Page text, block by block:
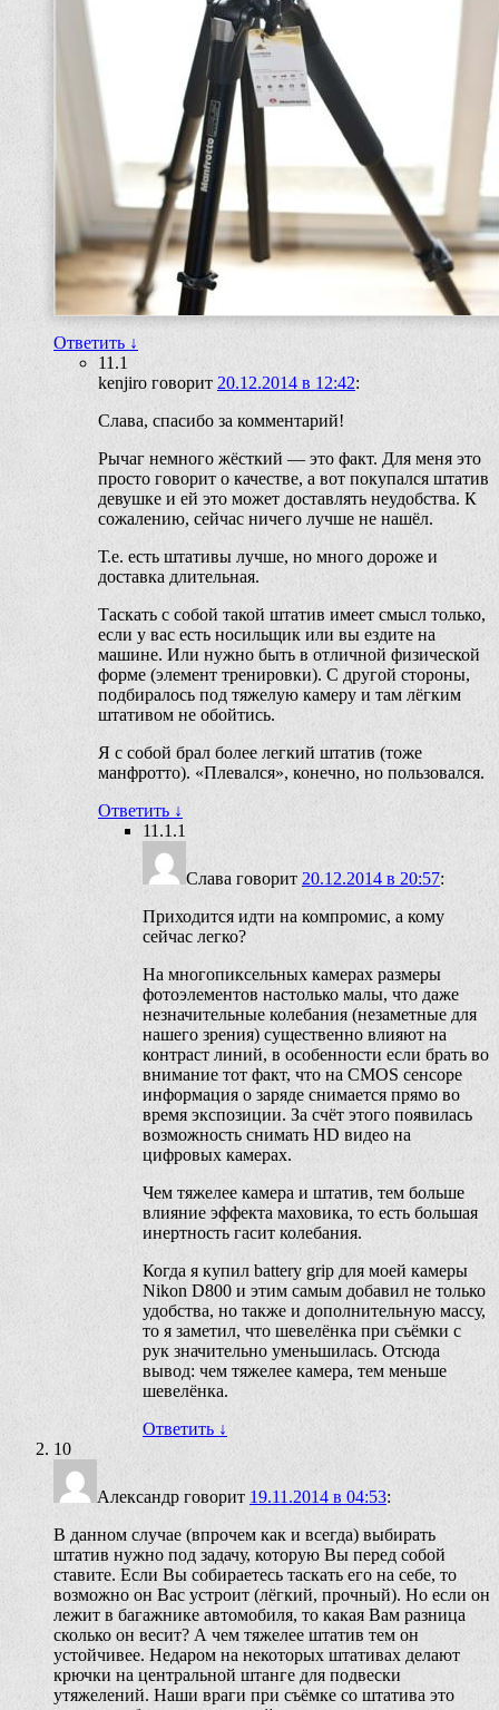
Ответить ↓
11.1
kenjiro говорит 20.12.2014 в 12:42:
Слава, спасибо за комментарий!
Рычаг немного жёсткий — это факт. Для меня это
просто говорит о качестве, а вот покупался штатив
девушке и ей это может доставлять неудобства. К
сожалению, сейчас ничего лучше не нашёл.
Т.е. есть штативы лучше, но много дороже и
доставка длительная.
Таскать с собой такой штатив имеет смысл только,
если у вас есть носильщик или вы ездите на
машине. Или нужно быть в отличной физической
форме (элемент тренировки). С другой стороны,
подбиралось под тяжелую камеру и там лёгким
штативом не обойтись.
Я с собой брал более легкий штатив (тоже
манфротто). «Плевался», конечно, но пользовался.
Ответить ↓
11.1.1
Cлава говорит 20.12.2014 в 20:57:
Приходится идти на компромис, а кому
сейчас легко?
На многопиксельных камерах размеры
фотоэлементов настолько малы, что даже
незначительные колебания (незаметные для
нашего зрения) существенно влияют на
контраст линий, в особенности если брать во
внимание тот факт, что на CMOS сенсоре
информация о заряде снимается прямо во
время экспозиции. За счёт этого появилась
возможность снимать HD видео на
цифровых камерах.
Чем тяжелее камера и штатив, тем больше
влияние эффекта маховика, то есть большая
инертность гасит колебания.
Когда я купил battery grip для моей камеры
Nikon D800 и этим самым добавил не только
удобства, но также и дополнительную массу,
то я заметил, что шевелёнка при съёмки с
рук значительно уменьшилась. Отсюда
вывод: чем тяжелее камера, тем меньше
шевелёнка.
Ответить ↓
10
Александр говорит 19.11.2014 в 04:53:
В данном случае (впрочем как и всегда) выбирать
штатив нужно под задачу, которую Вы перед собой
ставите. Если Вы собираетесь таскать его на себе, то
возможно он Вас устроит (лёгкий, прочный). Но если он
лежит в багажнике автомобиля, то какая Вам разница
сколько он весит? А чем тяжелее штатив тем он
устойчивее. Недаром на некоторых штативах делают
крючки на центральной штанге для подвески
утяжелений. Наши враги при съёмке со штатива это